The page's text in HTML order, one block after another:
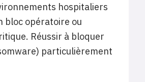
hospitaliers
bloc opératoire ou
Réussir à bloquer
particulièrement